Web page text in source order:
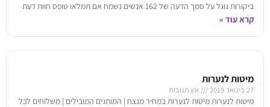
ביקורות גוגל על סמך הדעה של 162 אנשים נשמח אם תמלאו טופס חוות דעת
קרא עוד »
מיטות לנערות
27 בינואר 2019 אין תגובות
מיטות לנערות מיטות לנערות במחיר מנצח | המותגים המובילים | משלוחים לכל